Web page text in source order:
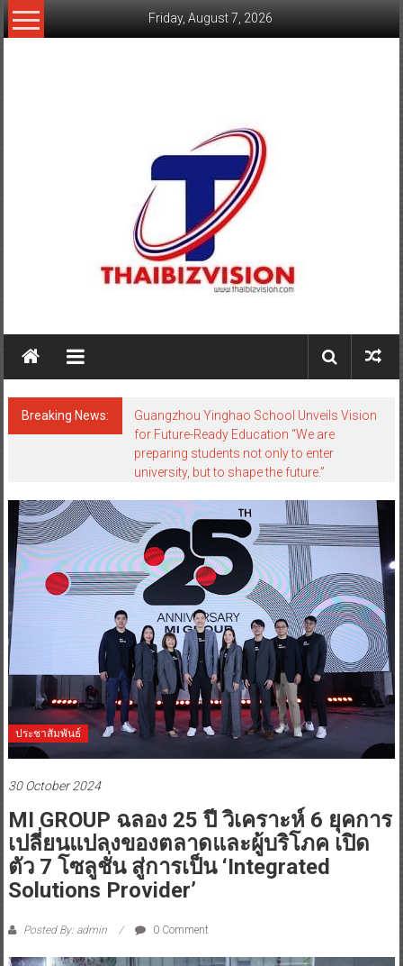
Skip
to
Friday, August 7, 2026
Breaking News:
Guangzhou Yinghao School Unveils Vision
for Future-Ready Education “We are
preparing students not only to enter
university, but to shape the future.”
ประชาสัมพันธ์
30 October 2024
MI GROUP ฉลอง 25 ปี วิเคราะห์ 6 ยุคการ
เปลี่ยนแปลงของตลาดและผู้บริโภค เปิด
ตัว 7 โซลูชั่น สู่การเป็น ‘Integrated
Solutions Provider’
Posted By: admin 0 Comment